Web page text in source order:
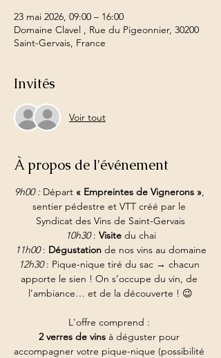
23 mai 2026, 09:00 – 16:00
Domaine Clavel , Rue du Pigeonnier, 30200
Saint-Gervais, France
Invités
Voir tout
À propos de l'événement
9h00 : Départ « Empreintes de Vignerons »,
sentier pédestre et VTT créé par le
Syndicat des Vins de Saint-Gervais
10h30 : Visite du chai
11h00 : Dégustation de nos vins au domaine
12h30 : Pique-nique tiré du sac → chacun
apporte le sien ! On s’occupe du vin, de
l’ambiance… et de la découverte ! 😉
L'offre comprend :
2 verres de vins à déguster pour
accompagner votre pique-nique (possibilité